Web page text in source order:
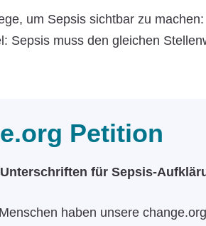
um Sepsis sichtbar zu machen:
Sepsis muss den gleichen
Petition
Unterschriften für Sepsis-
haben unsere